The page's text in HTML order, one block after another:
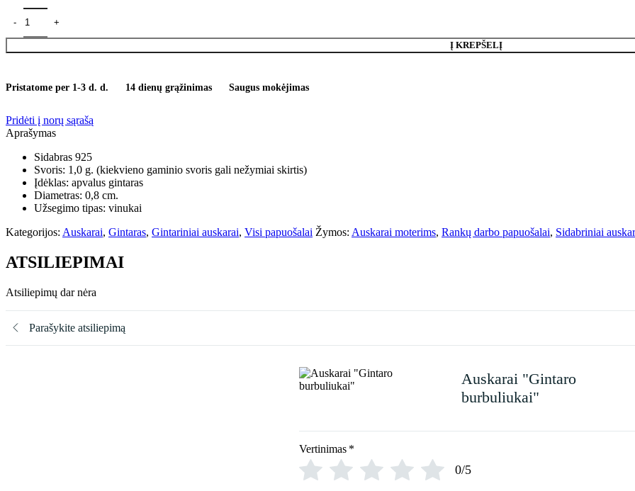
produkto kiekis: Auskarai "Gintaro burbuliukai"
Į KREPŠELĮ
Pristatome per 1-3 d. d. 14 dienų grąžinimas Saugus mokėjimas
Pridėti į norų sąrašą
Aprašymas
Sidabras 925
Svoris: 1,0 g. (kiekvieno gaminio svoris gali nežymiai skirtis)
Įdėklas: apvalus gintaras
Diametras: 0,8 cm.
Užsegimo tipas: vinukai
Kategorijos: Auskarai, Gintaras, Gintariniai auskarai, Visi papuošalai Žymos: Auskarai moterims, Rankų darbo papuošalai, Sidabriniai
ATSILIEPIMAI
Atsiliepimų dar nėra
Parašykite atsiliepimą
Auskarai "Gintaro
burbuliukai"
Vertinimas *
0/5